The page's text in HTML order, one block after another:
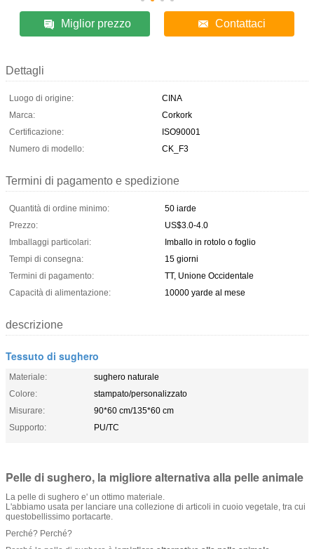
Miglior prezzo Contattaci
Dettagli
Luogo di origine:
CINA
Marca:
Corkork
Certificazione:
ISO90001
Numero di modello:
CK_F3
Termini di pagamento e spedizione
Quantità di ordine minimo:
50 iarde
Prezzo:
US$3.0-4.0
Imballaggi particolari:
Imballo in rotolo o foglio
Tempi di consegna:
15 giorni
Termini di pagamento:
TT, Unione Occidentale
Capacità di alimentazione:
10000 yarde al mese
descrizione
Tessuto di sughero
Materiale:
sughero naturale
Colore:
stampato/personalizzato
Misurare:
90*60 cm/135*60 cm
Supporto:
PU/TC
Pelle di sughero, la migliore alternativa alla pelle animale
La pelle di sughero e' un ottimo materiale.
L'abbiamo usata per lanciare una collezione di articoli in cuoio vegetale, tra cui
questobellissimo portacarte.
Perché? Perché?